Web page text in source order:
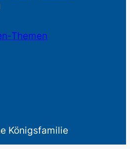
Themen
Königsfamilie